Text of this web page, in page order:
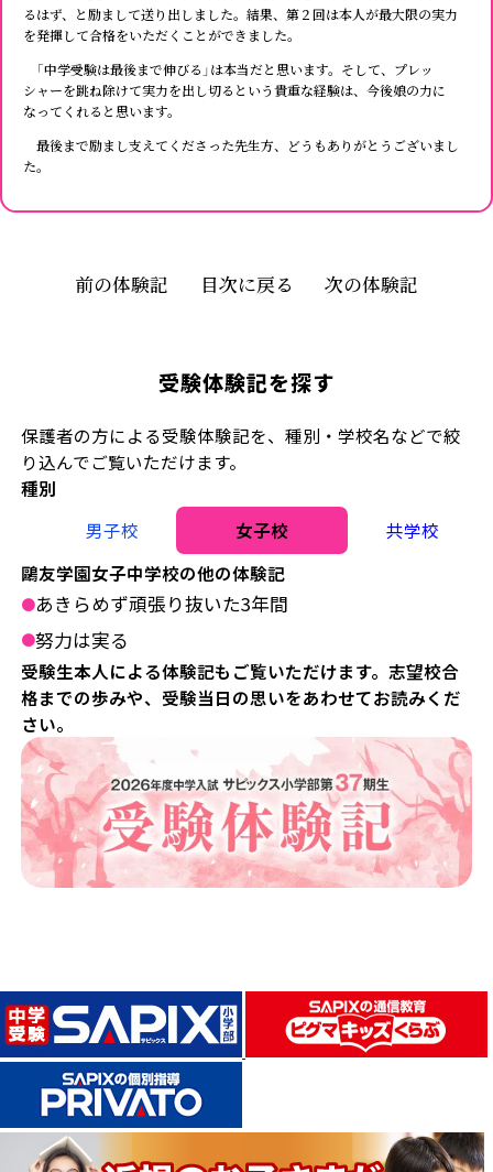
受験体験記を探す
保護者の方による受験体験記を、種別・学校名などで絞
り込んでご覧いただけます。
種別
男子校
女子校
共学校
鷗友学園女子中学校の他の体験記
●あきらめず頑張り抜いた3年間
●努力は実る
受験生本人による体験記もご覧いただけます。志望校合
格までの歩みや、受験当日の思いをあわせてお読みくだ
さい。
るはず、と励まして送り出しました。結果、第２回は本人が最大限の実力
を発揮して合格をいただくことができました。
「中学受験は最後まで伸びる」は本当だと思います。そして、プレッ
シャーを跳ね除けて実力を出し切るという貴重な経験は、今後娘の力に
なってくれると思います。
最後まで励まし支えてくださった先生方、どうもありがとうございまし
た。
前の体験記 目次に戻る 次の体験記